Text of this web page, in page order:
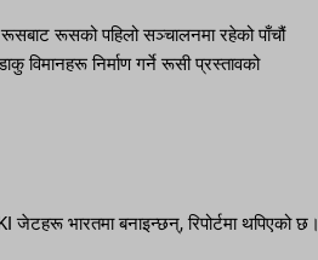
रूसको पहिलो सञ्चालनमा रहेको पाँचौं
निर्माण गर्ने रूसी प्रस्तावको
भारतमा बनाइन्छन्, रिपोर्टमा थपिएको छ।